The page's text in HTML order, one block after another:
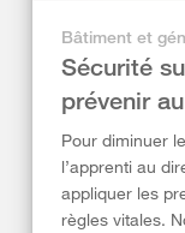
Bâtiment et
Sécurité
prévenir
Pour diminuer
l’apprenti au
appliquer les
règles vitales.